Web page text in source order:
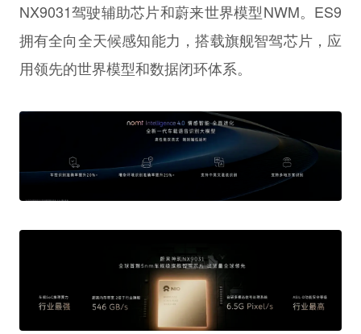
NX9031驾驶辅助芯片和蔚来世界模型NWM。ES9
拥有全向全天候感知能力，搭载旗舰智驾芯片，应
用领先的世界模型和数据闭环体系。